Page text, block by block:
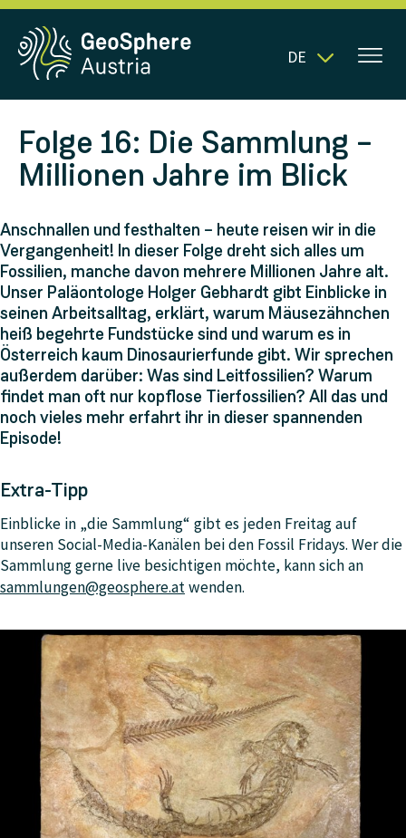
DE
Folge 16: Die Sammlung –
Millionen Jahre im Blick
Anschnallen und festhalten – heute reisen wir in die
Vergangenheit! In dieser Folge dreht sich alles um
Fossilien, manche davon mehrere Millionen Jahre alt.
Unser Paläontologe Holger Gebhardt gibt Einblicke in
seinen Arbeitsalltag, erklärt, warum Mäusezähnchen
heiß begehrte Fundstücke sind und warum es in
Österreich kaum Dinosaurierfunde gibt. Wir sprechen
außerdem darüber: Was sind Leitfossilien? Warum
findet man oft nur kopflose Tierfossilien? All das und
noch vieles mehr erfahrt ihr in dieser spannenden
Episode!
Extra-Tipp
Einblicke in „die Sammlung“ gibt es jeden Freitag auf
unseren Social-Media-Kanälen bei den Fossil Fridays. Wer die
Sammlung gerne live besichtigen möchte, kann sich an
sammlungen@geosphere.atwenden.